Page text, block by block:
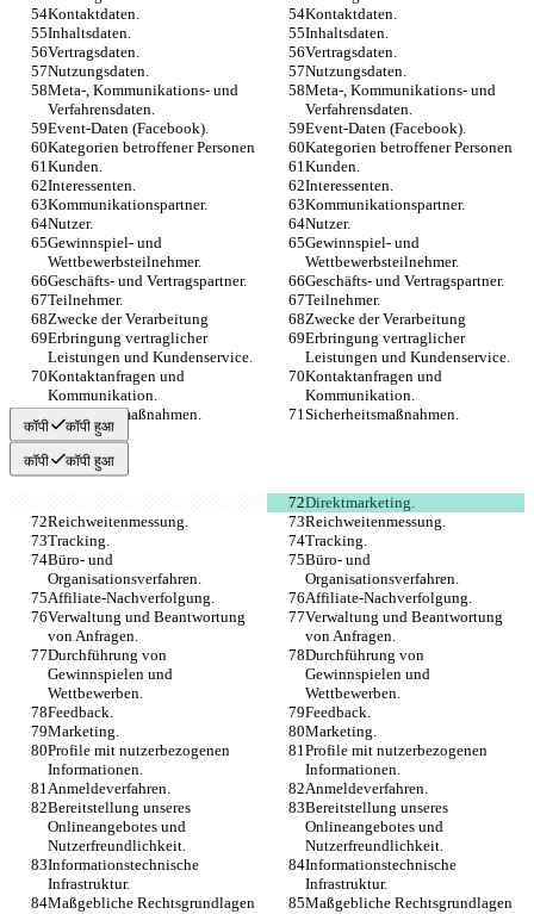
Kontaktdaten.
Kontaktdaten.
Inhaltsdaten.
Inhaltsdaten.
Vertragsdaten.
Vertragsdaten.
Nutzungsdaten.
Nutzungsdaten.
Meta-, Kommunikations- und
Verfahrensdaten.
Meta-, Kommunikations- und
Verfahrensdaten.
Event-Daten (Facebook).
Event-Daten (Facebook).
Kategorien betroffener Personen
Kategorien betroffener Personen
Kunden.
Kunden.
Interessenten.
Interessenten.
Kommunikationspartner.
Kommunikationspartner.
Nutzer.
Nutzer.
Gewinnspiel- und
Wettbewerbsteilnehmer.
Gewinnspiel- und
Wettbewerbsteilnehmer.
Geschäfts- und Vertragspartner.
Geschäfts- und Vertragspartner.
Teilnehmer.
Teilnehmer.
Zwecke der Verarbeitung
Zwecke der Verarbeitung
Erbringung vertraglicher
Leistungen und Kundenservice.
Erbringung vertraglicher
Leistungen und Kundenservice.
Kontaktanfragen und
Kommunikation.
Kontaktanfragen und
Kommunikation.
Sicherheitsmaßnahmen.
Sicherheitsmaßnahmen.
कॉपी कॉपी हुआ
कॉपी कॉपी हुआ
Direktmarketing.
Reichweitenmessung.
Reichweitenmessung.
Tracking.
Tracking.
Büro- und
Organisationsverfahren.
Büro- und
Organisationsverfahren.
Affiliate-Nachverfolgung.
Affiliate-Nachverfolgung.
Verwaltung und Beantwortung
von Anfragen.
Verwaltung und Beantwortung
von Anfragen.
Durchführung von
Gewinnspielen und
Wettbewerben.
Durchführung von
Gewinnspielen und
Wettbewerben.
Feedback.
Feedback.
Marketing.
Marketing.
Profile mit nutzerbezogenen
Informationen.
Profile mit nutzerbezogenen
Informationen.
Anmeldeverfahren.
Anmeldeverfahren.
Bereitstellung unseres
Onlineangebotes und
Nutzerfreundlichkeit.
Bereitstellung unseres
Onlineangebotes und
Nutzerfreundlichkeit.
Informationstechnische
Infrastruktur.
Informationstechnische
Infrastruktur.
Maßgebliche Rechtsgrundlagen
Maßgebliche Rechtsgrundlagen